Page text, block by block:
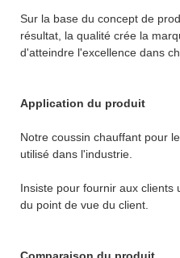
Sur la base du concept de
résultat, la qualité crée la
d'atteindre l'excellence dans
Application du produit
Notre coussin chauffant pour
utilisé dans l'industrie.
Insiste pour fournir aux clients
du point de vue du client.
Comparaison du produit